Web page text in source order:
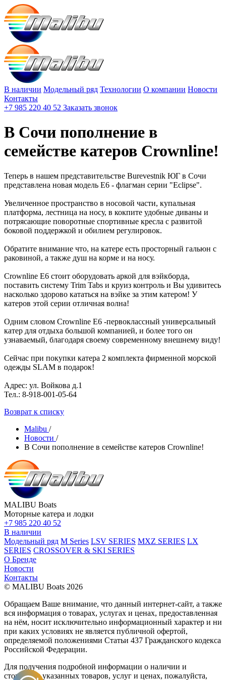
В наличии Модельный ряд Технологии О компании Новости
Контакты
+7 985 220 40 52 Заказать звонок
В Сочи пополнение в
семействе катеров Crownline!
Теперь в нашем представительстве Burevestnik ЮГ в Сочи
представлена новая модель E6 - флагман серии "Eclipse".
Увеличенное пространство в носовой части, купальная
платформа, лестница на носу, в кокпите удобные диваны и
потрясающие поворотные спортивные кресла с развитой
боковой поддержкой и обилием регулировок.
Обратите внимание что, на катере есть просторный гальюн с
раковиной, а также душ на корме и на носу.
Crownline E6 стоит оборудовать аркой для вэйкборда,
поставить систему Trim Tabs и круиз контроль и Вы удивитесь
насколько здорово кататься на вэйке за этим катером! У
катеров этой серии отличная волна!
Одним словом Crownline E6 -первоклассный универсальный
катер для отдыха большой компанией, и более того он
узнаваемый, благодаря своему современному внешнему виду!
Сейчас при покупки катера 2 комплекта фирменной морской
одежды SLAM в подарок!
Адрес: ул. Войкова д.1
Тел.: 8-918-001-05-64
Возврат к списку
Malibu /
Новости /
В Сочи пополнение в семействе катеров Crownline!
MALIBU Boats
Моторные катера и лодки
+7 985 220 40 52
В наличии
Модельный ряд M Series LSV SERIES MXZ SERIES LX
SERIES CROSSOVER & SKI SERIES
О Бренде
Новости
Контакты
© MALIBU Boats 2026
Обращаем Ваше внимание, что данный интернет-сайт, а также
вся информация о товарах, услугах и ценах, предоставленная
на нём, носит исключительно информационный характер и ни
при каких условиях не является публичной офертой,
определяемой положениями Статьи 437 Гражданского кодекса
Российской Федерации.
Для получения подробной информации о наличии и
стоимости указанных товаров, услуг и ценах, пожалуйста,